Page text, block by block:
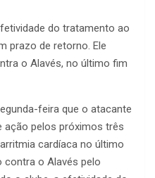
do tratamento ao
prazo de retorno. Ele
o Alavés, no último fim
feira que o atacante
ação pelos próximos três
cardíaca no último
contra o Alavés pelo